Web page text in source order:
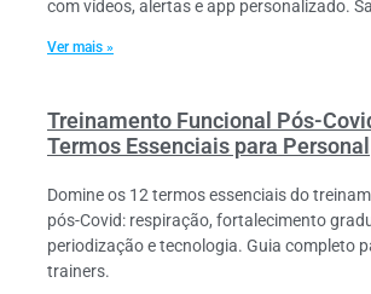
com vídeos, alertas e app personalizado.
Ver mais »
Treinamento Funcional Pós-
Termos Essenciais para Personal
Domine os 12 termos essenciais do
pós-Covid: respiração, fortalecimento
periodização e tecnologia. Guia completo
trainers.